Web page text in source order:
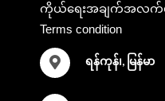
ကိုယ်ရေးအချက်အလက်မူ
Terms condition
ရန်ကုန်၊, မြန်မာ